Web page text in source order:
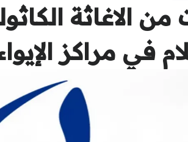
في مراكز